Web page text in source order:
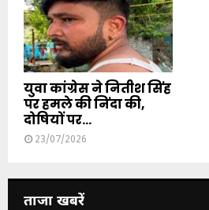
युवा कांग्रेस ने नितीश सिंह
पर हमले की निंदा की,
दोषियों पर...
23/07/2026
ताजा खबरें